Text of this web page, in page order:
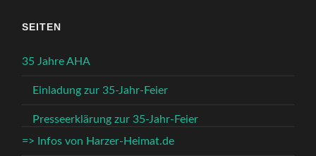
SEITEN
35 Jahre AHA
Einladung zur 35-Jahr-Feier
Presseerklärung zur 35-Jahr-Feier
=> Infos von Harzer-Heimat.de